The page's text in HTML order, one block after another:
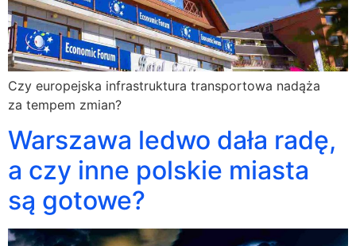
Czy europejska infrastruktura transportowa nadąża
za tempem zmian?
Warszawa ledwo dała radę,
a czy inne polskie miasta
są gotowe?